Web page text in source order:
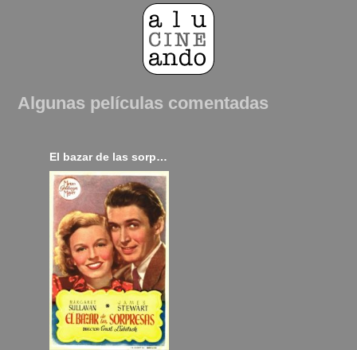
Algunas películas comentadas
El bazar de las sorpresas (1940)